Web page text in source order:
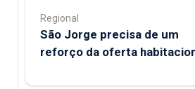
Regional
São Jorge precisa de um
reforço da oferta